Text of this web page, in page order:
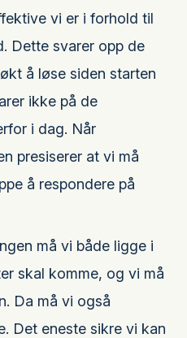
vi er i forhold til
Dette svarer opp de
å løse siden starten
ikke på de
i dag. Når
presiserer at vi må
å respondere på
må vi både ligge i
skal komme, og vi må
Da må vi også
Det eneste sikre vi kan